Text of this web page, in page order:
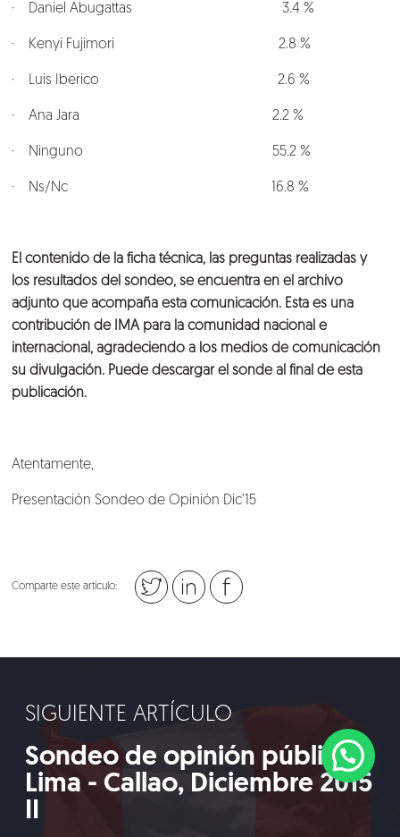
· Daniel Abugattas 3.4 %
· Kenyi Fujimori 2.8 %
· Luis Iberico 2.6 %
· Ana Jara 2.2 %
· Ninguno 55.2 %
· Ns/Nc 16.8 %
El contenido de la ficha técnica, las preguntas realizadas y
los resultados del sondeo, se encuentra en el archivo
adjunto que acompaña esta comunicación. Esta es una
contribución de IMA para la comunidad nacional e
internacional, agradeciendo a los medios de comunicación
su divulgación. Puede descargar el sonde al final de esta
publicación.
Atentamente,
Presentación Sondeo de Opinión Dic’15
Comparte este artículo:
SIGUIENTE ARTÍCULO
Sondeo de opinión pública
Lima - Callao, Diciembre 2015
II